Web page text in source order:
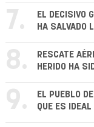
7.
EL DECISIVO
HA SALVADO
8.
RESCATE
HERIDO HA
9.
EL PUEBLO
QUE ES